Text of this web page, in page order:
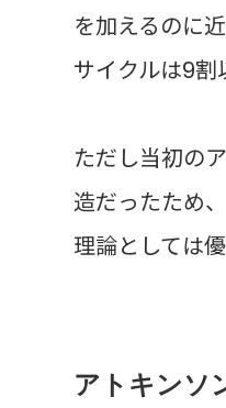
を加えるのに
サイクルは9割
ただし当初の
造だったため
理論としては
アトキンソ